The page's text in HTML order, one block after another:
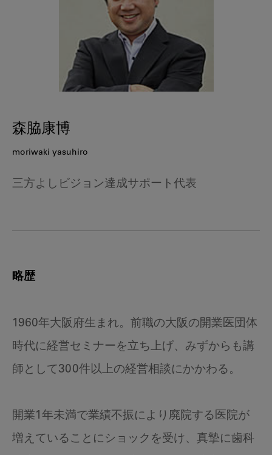
森脇康博
moriwaki yasuhiro
三方よしビジョン達成サポート代表
略歴
1960年大阪府生まれ。前職の大阪の開業医団体
時代に経営セミナーを立ち上げ、みずからも講
師として300件以上の経営相談にかかわる。
開業1年未満で業績不振により廃院する医院が
増えていることにショックを受け、真摯に歯科